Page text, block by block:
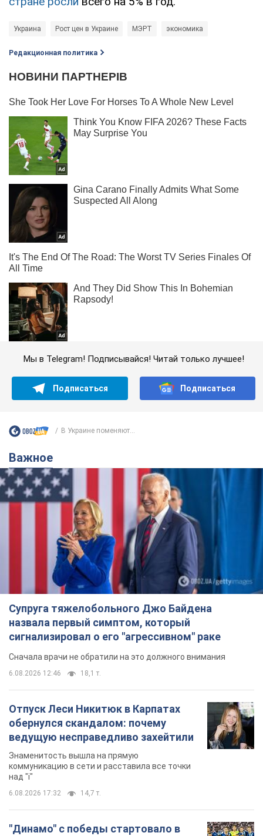
Украина Рост цен в Украине МЭРТ экономика
Редакционная политика
Мы в Telegram! Подписывайся! Читай только лучшее!
Подписаться Подписаться
В Украине поменяют...
Важное
Супруга тяжелобольного Джо Байдена
назвала первый симптом, который
сигнализировал о его "агрессивном" раке
Сначала врачи не обратили на это должного внимания
6.08.2026 12:46 18,1 т.
Отпуск Леси Никитюк в Карпатах
обернулся скандалом: почему
ведущую несправедливо захейтили
Знаменитость вышла на прямую
коммуникацию в сети и расставила все точки
над "i"
6.08.2026 17:32 14,7 т.
"Динамо" с победы стартовало в